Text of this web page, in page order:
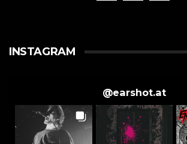
INSTAGRAM
@earshot.at